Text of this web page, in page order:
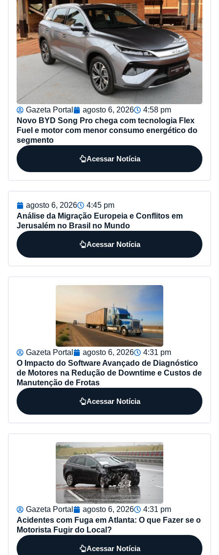
Gazeta Portal agosto 6, 2026
4:58 pm
Novo BYD Song Pro chega com tecnologia Flex
Fuel e motor com menor consumo energético do
segmento
Acessar Notícia
agosto 6, 2026
4:45 pm
Análise da Migração Europeia e Conflitos em
Jerusalém no Brasil no Mundo
Acessar Notícia
Gazeta Portal agosto 6, 2026
4:31 pm
O Impacto do Software Avançado de Diagnóstico
de Motores na Redução de Downtime e Custos de
Manutenção de Frotas
Acessar Notícia
Gazeta Portal agosto 6, 2026
4:31 pm
Acidentes com Fuga em Atlanta: O que Fazer se o
Motorista Fugir do Local?
Acessar Notícia